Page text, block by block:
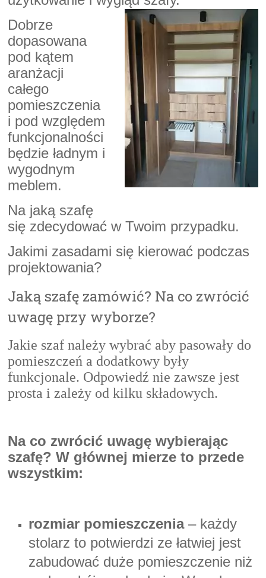
Dobrze
dopasowana
pod kątem
aranżacji
całego
pomieszczenia
i pod względem
funkcjonalności
będzie ładnym i
wygodnym
meblem.
Na jaką szafę
się zdecydować w Twoim przypadku.
Jakimi zasadami się kierować podczas
projektowania?
Jaką szafę zamówić? Na co zwrócić
uwagę przy wyborze?
Jakie szaf należy wybrać aby pasowały do
pomieszczeń a dodatkowy były
funkcjonale. Odpowiedź nie zawsze jest
prosta i zależy od kilku składowych.
Na co zwrócić uwagę wybierając
szafę? W głównej mierze to przede
wszystkim:
rozmiar pomieszczenia– każdy
stolarz to potwierdzi ze łatwiej jest
zabudować duże pomieszczenie niż